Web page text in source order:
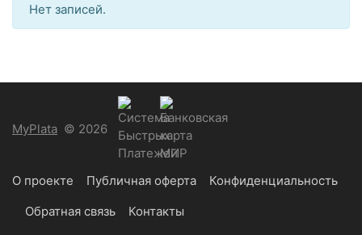
Нет записей.
MyPlata © 2026
О проекте Публичная оферта
Конфиденциальность
Обратная связь
Контакты